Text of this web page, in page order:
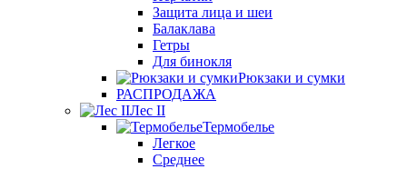
Защита лица и шеи
Балаклава
Гетры
Для бинокля
Рюкзаки и сумки
РАСПРОДАЖА
Лес II
Термобелье
Легкое
Среднее